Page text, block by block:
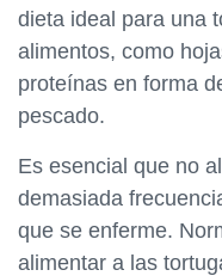
dieta ideal para una
alimentos, como
proteínas en forma
pescado.
Es esencial que no
demasiada
que se enferme.
alimentar a las